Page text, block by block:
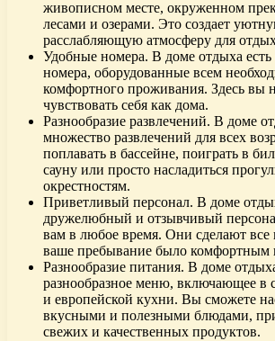
живописном месте, окруженном
лесами и озерами. Это создает
расслабляющую атмосферу для
Удобные номера. В доме отдыха
номера, оборудованные всем
комфортного проживания. Здесь вы
чувствовать себя как дома.
Разнообразие развлечений. В доме
множество развлечений для всех
поплавать в бассейне, поиграть в
сауну или просто насладиться
окрестностям.
Приветливый персонал. В доме
дружелюбный и отзывчивый
вам в любое время. Они сделают
ваше пребывание было комфортным
Разнообразие питания. В доме
разнообразное меню, включающее в
и европейской кухни. Вы сможете
вкусными и полезными блюдами,
свежих и качественных продуктов.